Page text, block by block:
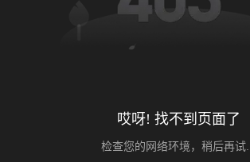
哎呀! 找不到页面了
检查您的网络环境，稍后再试...